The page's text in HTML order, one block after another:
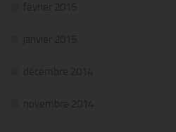
février 2015
janvier 2015
décembre 2014
novembre 2014